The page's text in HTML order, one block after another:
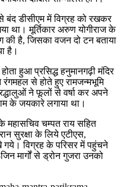
डीसीएम में विग्रह को रखकर
था। मूर्तिकार अरुण योगीराज के
की है, जिसका वजन दो टन बताया
है।
हुआ प्रसिद्ध हनुमानगढ़ी मंदिर
से होते हुए रामजन्मभूमि
ने फूलों से वर्षा कर अपने
के जयकारे लगाया था।
के महासचिव चम्पत राय सहित
सुरक्षा के लिये एटीएस,
विग्रह के परिसर में पहुंचने
मार्गों से ड्रोन गुजरा उनको